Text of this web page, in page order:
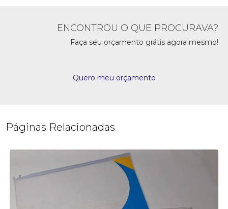
ENCONTROU O QUE PROCURAVA?
Faça seu orçamento grátis agora mesmo!
Quero meu orçamento
Páginas Relacionadas